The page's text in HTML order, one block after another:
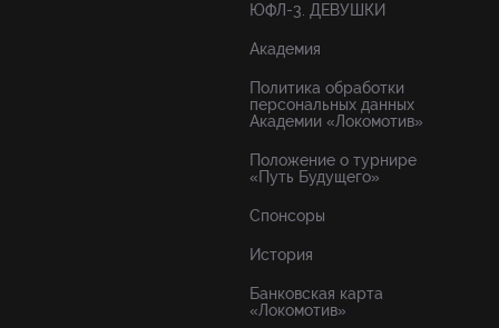
ЮФЛ-3. ДЕВУШКИ
Академия
Политика обработки
персональных данных
Академии «Локомотив»
Положение о турнире
«Путь Будущего»
Спонсоры
История
Банковская карта
«Локомотив»